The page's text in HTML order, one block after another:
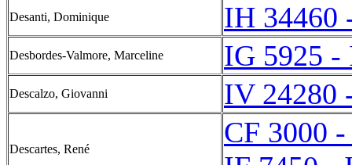
Desanti, Dominique IH 34460
Desbordes-Valmore, Marceline IG 5925 -
Descalzo, Giovanni IV 24280
Descartes, René
CF 3000